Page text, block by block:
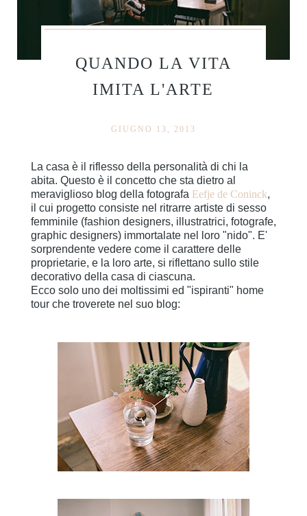
QUANDO LA VITA
IMITA L'ARTE
GIUGNO 13, 2013
La casa è il riflesso della personalità di chi la
abita. Questo è il concetto che sta dietro al
meraviglioso blog della fotografa Eefje de Coninck,
il cui progetto consiste nel ritrarre artiste di sesso
femminile (fashion designers, illustratrici, fotografe,
graphic designers) immortalate nel loro "nido". E'
sorprendente vedere come il carattere delle
proprietarie, e la loro arte, si riflettano sullo stile
decorativo della casa di ciascuna.
Ecco solo uno dei moltissimi ed "ispiranti" home
tour che troverete nel suo blog: